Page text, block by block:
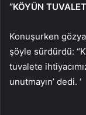
“KÖYÜN
Konuşurken
şöyle sürdürdü:
tuvalete
unutmayın’ dedi. ‘